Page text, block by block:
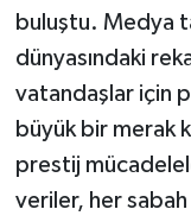
buluştu. Medya
dünyasındaki
vatandaşlar için
büyük bir merak
prestij
veriler, her